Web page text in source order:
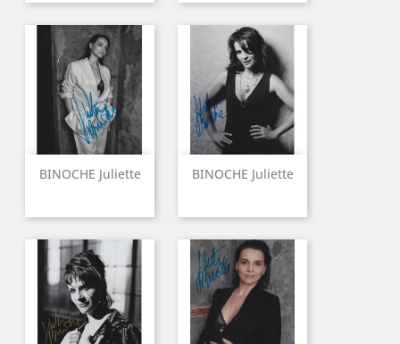
BINOCHE Juliette BINOCHE Juliette